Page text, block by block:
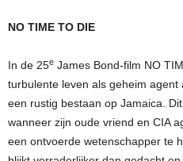
NO TIME TO DIE
In de 25e James Bond-film NO
turbulente leven als geheim
een rustig bestaan op Jamaica.
wanneer zijn oude vriend en CIA
een ontvoerde wetenschapper te